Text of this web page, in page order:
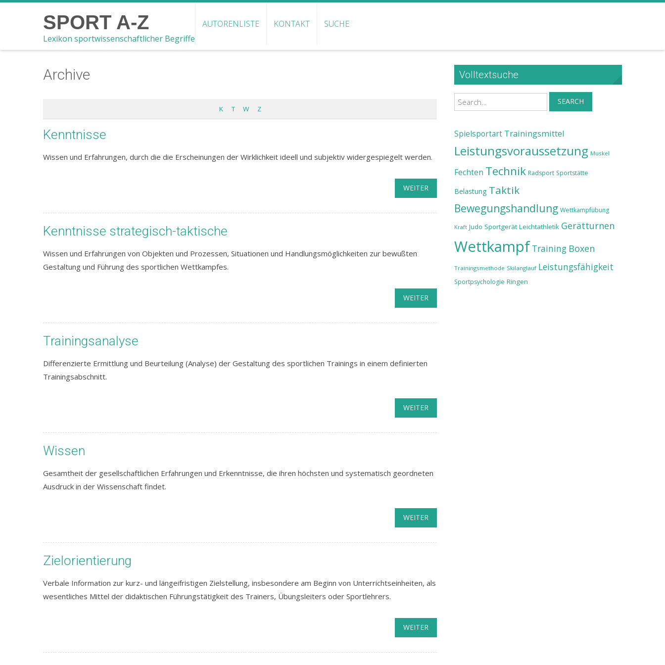
SPORT A-Z
Lexikon sportwissenschaftlicher Begriffe
AUTORENLISTE KONTAKT SUCHE
Archive
K T W Z
Kenntnisse
Wissen und Erfahrungen, durch die die Erscheinungen der Wirklichkeit ideell und subjektiv widergespiegelt werden.
WEITER
Kenntnisse strategisch-taktische
Wissen und Erfahrungen von Objekten und Prozessen, Situationen und Handlungsmöglichkeiten zur bewußten
Gestaltung und Führung des sportlichen Wettkampfes.
WEITER
Trainingsanalyse
Differenzierte Ermittlung und Beurteilung (Analyse) der Gestaltung des sportlichen Trainings in einem definierten
Trainingsabschnitt.
WEITER
Wissen
Gesamtheit der gesellschaftlichen Erfahrungen und Erkenntnisse, die ihren höchsten und systematisch geordneten
Ausdruck in der Wissenschaft findet.
WEITER
Zielorientierung
Verbale Information zur kurz- und längeifristigen Zielstellung, insbesondere am Beginn von Unterrichtseinheiten, als
wesentliches Mittel der didaktischen Führungstätigkeit des Trainers, Übungsleiters oder Sportlehrers.
WEITER
Volltextsuche
Search SEARCH
Spielsportart Trainingsmittel
Leistungsvoraussetzung Muskel
Fechten Technik Radsport Sportstätte
Belastung Taktik
Bewegungshandlung Wettkampfübung
Kraft Judo Sportgerät Leichtathletik Gerätturnen
Wettkampf Training Boxen
Trainingsmethode Skilanglauf Leistungsfähigkeit
Sportpsychologie Ringen